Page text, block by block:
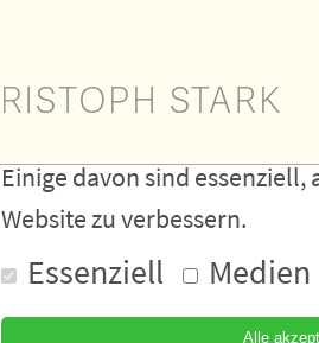
Wir
Cookies
Einige davon sind
Website zu verbessern.
Essenziell Medien